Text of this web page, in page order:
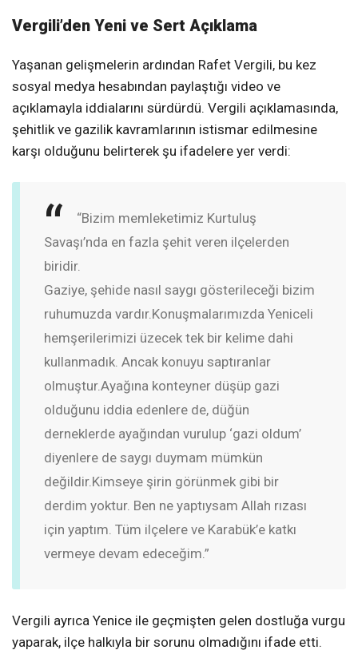
Vergili’den Yeni ve Sert Açıklama
Yaşanan gelişmelerin ardından Rafet Vergili, bu kez
sosyal medya hesabından paylaştığı video ve
açıklamayla iddialarını sürdürdü. Vergili açıklamasında,
şehitlik ve gazilik kavramlarının istismar edilmesine
karşı olduğunu belirterek şu ifadelere yer verdi:
“Bizim memleketimiz Kurtuluş
Savaşı’nda en fazla şehit veren ilçelerden
biridir.
Gaziye, şehide nasıl saygı gösterileceği bizim
ruhumuzda vardır.Konuşmalarımızda Yeniceli
hemşerilerimizi üzecek tek bir kelime dahi
kullanmadık. Ancak konuyu saptıranlar
olmuştur.Ayağına konteyner düşüp gazi
olduğunu iddia edenlere de, düğün
derneklerde ayağından vurulup ‘gazi oldum’
diyenlere de saygı duymam mümkün
değildir.Kimseye şirin görünmek gibi bir
derdim yoktur. Ben ne yaptıysam Allah rızası
için yaptım. Tüm ilçelere ve Karabük’e katkı
vermeye devam edeceğim.”
Vergili ayrıca Yenice ile geçmişten gelen dostluğa vurgu
yaparak, ilçe halkıyla bir sorunu olmadığını ifade etti.